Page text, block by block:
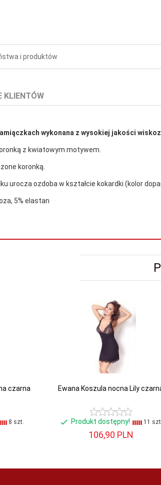
i produktów
KLIENTÓW
wykonana z wysokiej jakości
z kwiatowym motywem.
koronką.
urocza ozdoba w kształcie kokardki (kolor
5% elastan
czarna
8 szt.
Ewana Koszula nocna Lily
Produkt dostępny! 11
106,90 PLN